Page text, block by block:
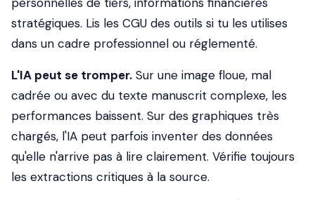
stratégiques. Lis les CGU des outils si tu les utilises
dans un cadre professionnel ou réglementé.
L'IA peut se tromper. Sur une image floue, mal
cadrée ou avec du texte manuscrit complexe, les
performances baissent. Sur des graphiques très
chargés, l'IA peut parfois inventer des données
qu'elle n'arrive pas à lire clairement. Vérifie toujours
les extractions critiques à la source.